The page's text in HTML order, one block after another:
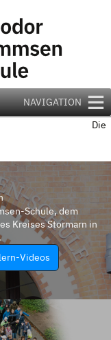
NAVIGATION
Schule, dem
Kreises Stormarn in
Videos